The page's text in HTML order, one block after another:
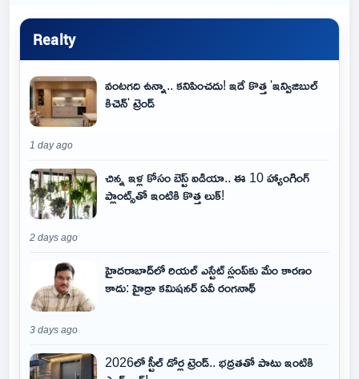
Realty
వంటగది ఉన్నా.. కనిపించదు! ఇదే కొత్త 'ఇన్విజిబుల్
కిచెన్' ట్రెండ్
1 day ago
చిన్న ఇళ్ల కోసం బెస్ట్ ఐడియా.. ఈ 10 హ్యాంగింగ్
ప్లాంట్స్‌తో ఇంటికి కొత్త లుక్!
2 days ago
హైదరాబాద్‌లో రియల్ ఎస్టేట్ స్లంప్‌కు మేం కారణం
కాదు: హైడ్రా కమిషనర్ ఏవీ రంగనాథ్
3 days ago
2026లో స్టీల్ డోర్ల ట్రెండ్.. భద్రతతో పాటు ఇంటికి